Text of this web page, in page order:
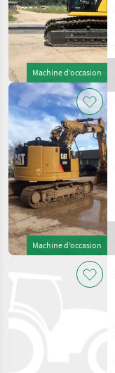
Machine d’occasion
Machine d’occasion